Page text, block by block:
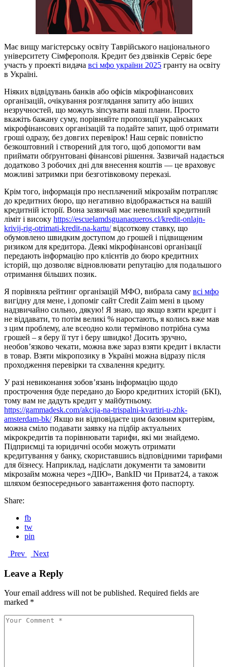
Має вищу магістерську освіту Таврійського національного
університету Сімферополя. Кредит без дзвінків Сервіс бере
участь у проекті видача всі мфо україни 2025 гранту на освіту
в Україні.
Ніяких відвідувань банків або офісів мікрофінансових
організацій, очікування розглядання запиту або інших
незручностей, що можуть зіпсувати ваші плани. Просто
вкажіть бажану суму, порівняйте пропозиції українських
мікрофінансових організацій та подайте запит, щоб отримати
гроші одразу, без довгих перевірок! Наш сервіс повністю
безкоштовний і створений для того, щоб допомогти вам
приймати обґрунтовані фінансові рішення. Зазвичай надається
додатково 3 робочих дні для внесення коштів — це враховує
можливі затримки при безготівковому переказі.
Крім того, інформація про несплачений мікрозайм потрапляє
до кредитних бюро, що негативно відображається на вашій
кредитній історії. Вона зазвичай має невеликий кредитний
ліміт і високу https://escuelamdsguanaqueros.cl/kredit-onlajn-
krivij-rig-otrimati-kredit-na-kartu/відсоткову ставку, що
обумовлено швидким доступом до грошей і підвищеним
ризиком для кредитора. Деякі мікрофінансові організації
передають інформацію про клієнтів до бюро кредитних
історій, що дозволяє відновлювати репутацію для подальшого
отримання більших позик.
Я порівняла рейтинг організацій МФО, вибрала саму всі мфо
вигідну для мене, і допоміг сайт Credit Zaim мені в цьому
надзвичайно сильно, дякую! Я знаю, що якщо взяти кредит і
не віддавати, то потім великі % наростають, я колись вже мав
з цим проблему, але всеодно коли терміново потрібна сума
грошей – я беру її тут і беру швидко! Досить зручно,
необов’язково чекати, можна вже зараз взяти кредит і вкласти
в товар. Взяти мікропозику в Україні можна відразу після
проходження перевірки та схвалення кредиту.
У разі невиконання зобов’язань інформацію щодо
прострочення буде передано до Бюро кредитних історій (БКІ),
тому вам не дадуть кредит у майбутньому.
https://gammadesk.com/akcija-na-trispalni-kvartiri-u-zhk-
amsterdam-bk/Якщо ви відповідаєте цим базовим критеріям,
можна сміло подавати заявку на підбір актуальних
мікрокредитів та порівнювати тарифи, які ми знайдемо.
Підприємці та юридичні особи можуть отримати
кредитування у банку, скориставшись відповідними тарифами
для бізнесу. Наприклад, надіслати документи та замовити
мікрозайм можна через «ДІЮ», BankID чи Приват24, а також
шляхом безпосереднього завантаження фото паспорту.
Share:
fb
tw
pin
Prev
Next
Leave a Reply
Your email address will not be published. Required fields are
marked *